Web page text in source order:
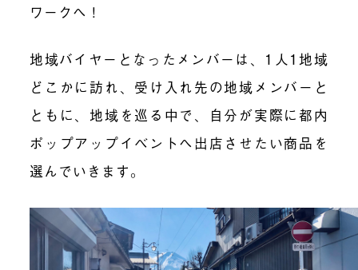
ワークへ！
地域バイヤーとなったメンバーは、1人1地域
どこかに訪れ、受け入れ先の地域メンバーと
ともに、地域を巡る中で、自分が実際に都内
ポップアップイベントへ出店させたい商品を
選んでいきます。